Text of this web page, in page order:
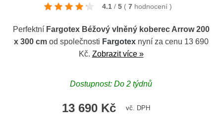
4.1 / 5 ( 7 hodnocení )
Perfektní Fargotex Béžový vlněný koberec Arrow 200
x 300 cmod společnosti Fargotexnyní za cenu 13 690
Kč. Zobrazit více »
Dostupnost: Do 2 týdnů
13 690 Kč vč. DPH